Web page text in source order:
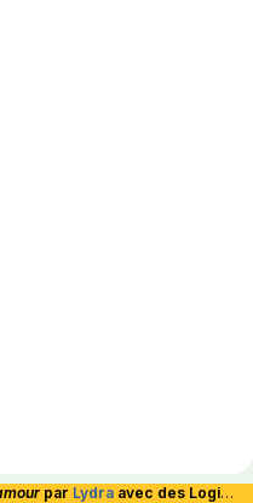
par Lydra avec des Logiciels Libres et hébergé en